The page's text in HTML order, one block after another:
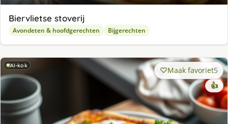
Biervlietse stoverij
Avondeten & hoofdgerechten Bijgerechten
AI-kok Maak favoriet5
👍